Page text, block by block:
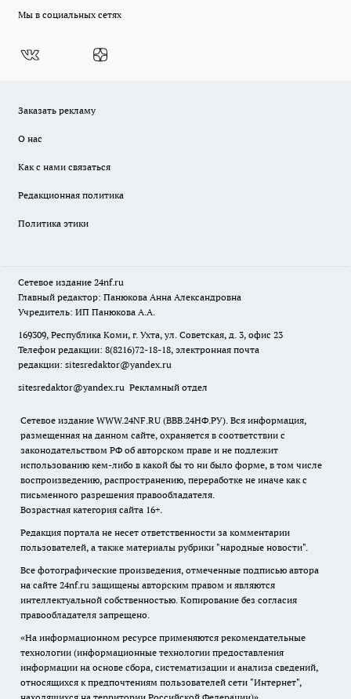
Мы в социальных сетях
Заказать рекламу
О нас
Как с нами связаться
Редакционная политика
Политика этики
Сетевое издание 24nf.ru
Главный редактор: Панюкова Анна Александровна
Учредитель: ИП Панюкова А.А.
169309, Республика Коми, г. Ухта, ул. Советская, д. 3, офис 23
Телефон редакции: 8(8216)72-18-18, электронная почта
редакции: sitesredaktor@yandex.ru
sitesredaktor@yandex.ru Рекламный отдел
Сетевое издание WWW.24NF.RU (ВВВ.24НФ.РУ). Вся информация,
размещенная на данном сайте, охраняется в соответствии с
законодательством РФ об авторском праве и не подлежит
использованию кем-либо в какой бы то ни было форме, в том числе
воспроизведению, распространению, переработке не иначе как с
письменного разрешения правообладателя.
Возрастная категория сайта 16+.
Редакция портала не несет ответственности за комментарии
пользователей, а также материалы рубрики "народные новости".
Все фотографические произведения, отмеченные подписью автора
на сайте 24nf.ru защищены авторским правом и являются
интеллектуальной собственностью. Копирование без согласия
правообладателя запрещено.
«На информационном ресурсе применяются рекомендательные
технологии (информационные технологии предоставления
информации на основе сбора, систематизации и анализа сведений,
относящихся к предпочтениям пользователей сети "Интернет",